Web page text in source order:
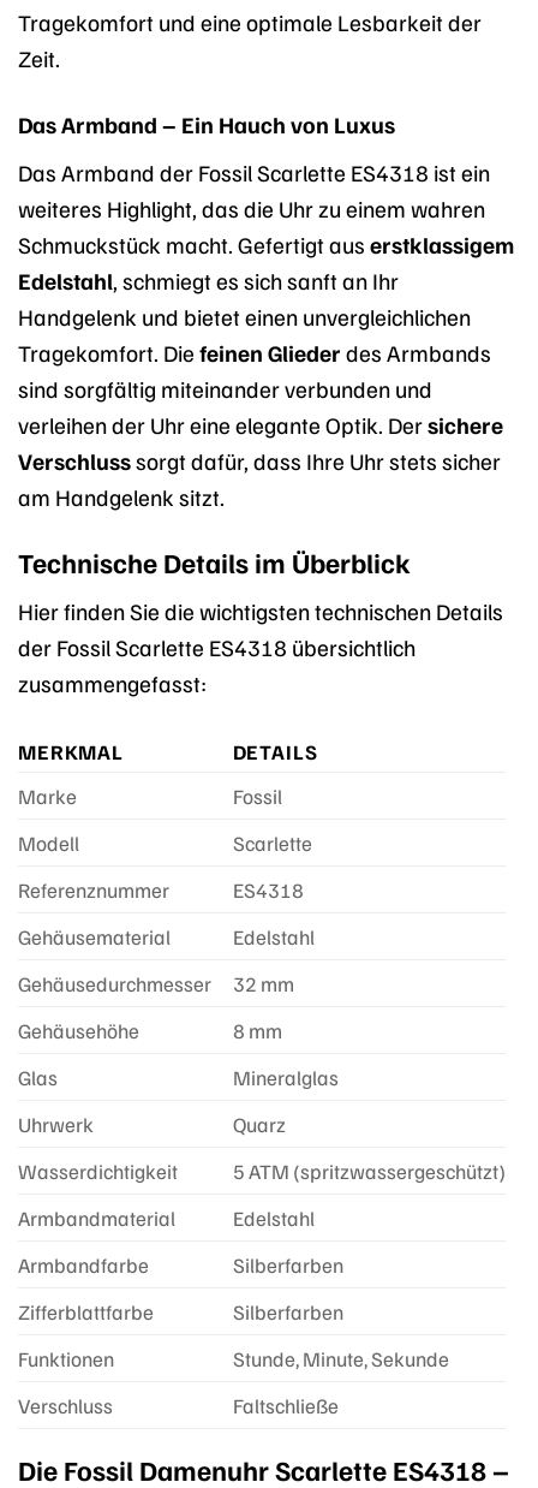
Tragekomfort und eine optimale Lesbarkeit der
Zeit.
Das Armband – Ein Hauch von Luxus
Das Armband der Fossil Scarlette ES4318 ist ein
weiteres Highlight, das die Uhr zu einem wahren
Schmuckstück macht. Gefertigt aus erstklassigem
Edelstahl , schmiegt es sich sanft an Ihr
Handgelenk und bietet einen unvergleichlichen
Tragekomfort. Die feinen Glieder des Armbands
sind sorgfältig miteinander verbunden und
verleihen der Uhr eine elegante Optik. Dersichere
Verschlusssorgt dafür, dass Ihre Uhr stets sicher
am Handgelenk sitzt.
Technische Details im Überblick
Hier finden Sie die wichtigsten technischen Details
der Fossil Scarlette ES4318 übersichtlich
zusammengefasst:
MERKMAL
DETAILS
Marke
Fossil
Modell
Scarlette
Referenznummer
ES4318
Gehäusematerial
Edelstahl
Gehäusedurchmesser
32 mm
Gehäusehöhe
8 mm
Glas
Mineralglas
Uhrwerk
Quarz
Wasserdichtigkeit
5 ATM (spritzwassergeschützt)
Armbandmaterial
Edelstahl
Armbandfarbe
Silberfarben
Zifferblattfarbe
Silberfarben
Funktionen
Stunde, Minute, Sekunde
Verschluss
Faltschließe
Die Fossil Damenuhr Scarlette ES4318 –